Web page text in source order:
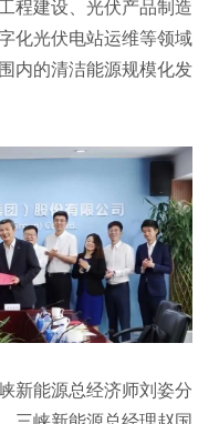
程建设、光伏产品制造
化光伏电站运维等领域
内的清洁能源规模化发
新能源总经济师刘姿分